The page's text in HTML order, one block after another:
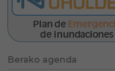
Berako agenda